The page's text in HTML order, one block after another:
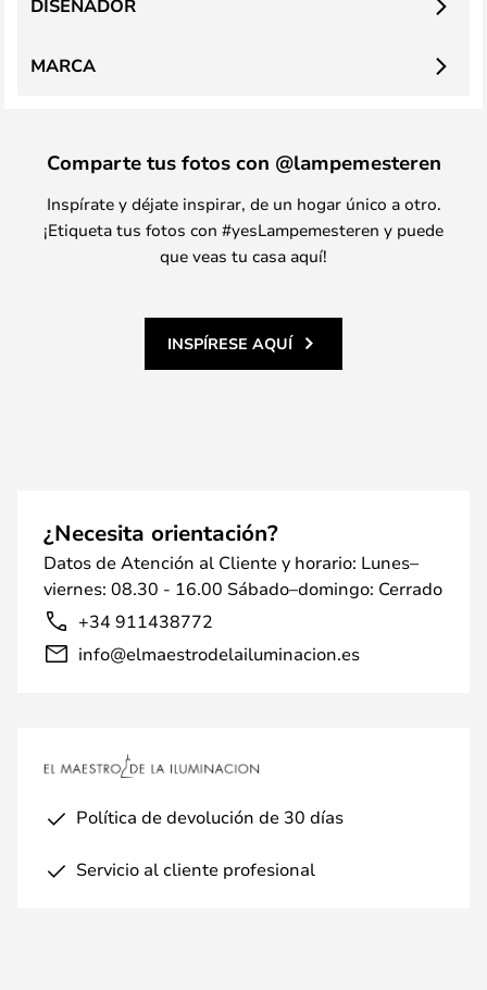
DISEÑADOR
MARCA
Comparte tus fotos con @lampemesteren
Inspírate y déjate inspirar, de un hogar único a otro.
¡Etiqueta tus fotos con #yesLampemesteren y puede
que veas tu casa aquí!
INSPÍRESE AQUÍ
¿Necesita orientación?
Datos de Atención al Cliente y horario: Lunes–
viernes: 08.30 - 16.00 Sábado–domingo: Cerrado
+34 911438772
info@elmaestrodelailuminacion.es
Política de devolución de 30 días
Servicio al cliente profesional